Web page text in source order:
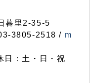
暮里2-35-5
3805-2518 / m
日：土・日・祝